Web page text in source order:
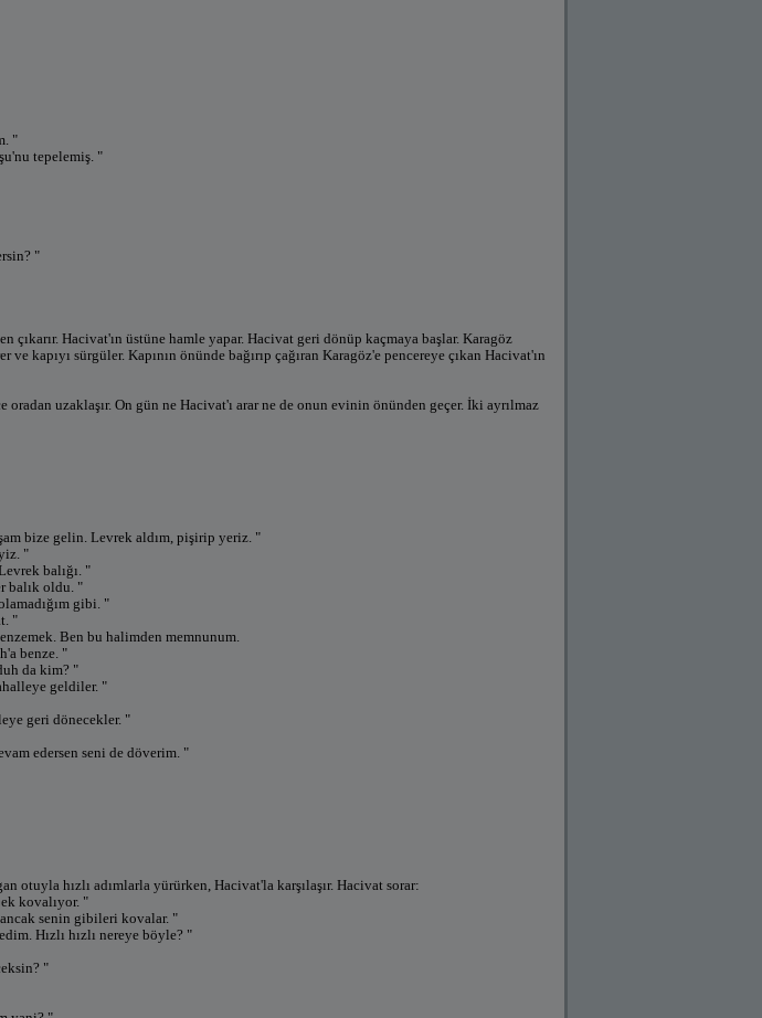
"
tepelemiş. "
"
çıkarır. Hacivat'ın üstüne hamle yapar. Hacivat geri dönüp kaçmaya başlar. Karagöz
kapıyı sürgüler. Kapının önünde bağırıp çağıran Karagöz'e pencereye çıkan Hacivat'ın
oradan uzaklaşır. On gün ne Hacivat'ı arar ne de onun evinin önünden geçer. İki ayrılmaz
bize gelin. Levrek aldım, pişirip yeriz. "
"
balığı. "
balık oldu. "
gibi. "
"
Ben bu halimden memnunum.
benze. "
da kim? "
geldiler. "
geri dönecekler. "
edersen seni de döverim. "
otuyla hızlı adımlarla yürürken, Hacivat'la karşılaşır. Hacivat sorar:
kovalıyor. "
senin gibileri kovalar. "
Hızlı hızlı nereye böyle? "
"